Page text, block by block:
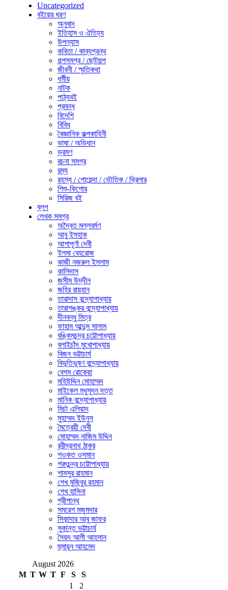
Uncategorized
বইয়ের ধরণ
অনুবাদ
ইতিহাস ও ঐতিহ্য
উপন্যাস
কবিতা / কাব্যগ্রন্থ
গল্পসমগ্র / ছোটগল্প
জীবনী / স্মৃতিকথা
ধর্মীয়
নাটক
পাঠ্যবই
প্রবন্ধ
বিদেশি
বিবিধ
বৈজ্ঞানিক কল্পকাহিনী
ভাষা / অভিধান
ভ্রমণ
রচনা সমগ্র
রম্য
রহস্য / গোয়েন্দা / ভৌতিক / থ্রিলার
শিশু-কিশোর
সিরিজ বই
ব্লগ
লেখক সমগ্র
অদ্বৈত মল্লবর্মণ
আবু ইসহাক
আশাপূর্ণা দেবী
ইলমা বেহরোজ
কাজী নজরুল ইসলাম
কালিদাস
জসীম উদ্‌দীন
জহির রায়হান
তারাদাস বন্দ্যোপাধ্যায়
তারাশঙ্কর বন্দ্যোপাধ্যায়
দীনবন্ধু মিত্র
ফাহাম আব্দুস সালাম
বঙ্কিমচন্দ্র চট্টোপাধ্যায়
বলাইচাঁদ মুখোপাধ্যায়
বিজন ভট্টাচার্য
বিভূতিভূষণ বন্দ্যোপাধ্যায়
বেগম রোকেয়া
মহিউদ্দিন মোহাম্মদ
মাইকেল মধুসূদন দত্ত
মানিক বন্দ্যোপাধ্যায়
মির্চা এলিয়াদ
মুহাম্মদ ইউনুস
মৈত্রেয়ী দেবী
মোহাম্মদ নাজিম উদ্দিন
রবীন্দ্রনাথ ঠাকুর
শওকত ওসমান
শরৎচন্দ্র চট্টোপাধ্যায়
শামসুর রাহমান
শেখ মুজিবুর রহমান
শেখ হাসিনা
শ্রীপান্থ
সমরেশ মজুমদার
সিকান্দার আবু জাফর
সুকান্ত ভট্টাচার্য
সৈয়দ আলী আহসান
হুমায়ূন আহমেদ
August 2026
M T W T F S
S
1
2